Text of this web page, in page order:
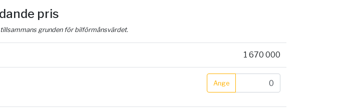
pris
grunden för bilförmånsvärdet.
1 670 000
Ange